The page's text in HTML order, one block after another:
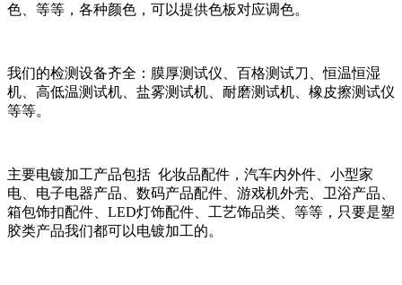
色、等等，各种颜色，可以提供色板对应调色。
我们的检测设备齐全：膜厚测试仪、百格测试刀、恒温恒湿
机、高低温测试机、盐雾测试机、耐磨测试机、橡皮擦测试仪
等等。
主要电镀加工产品包括 化妆品配件，汽车内外件、小型家
电、电子电器产品、数码产品配件、游戏机外壳、卫浴产品、
箱包饰扣配件、LED灯饰配件、工艺饰品类、等等，只要是塑
胶类产品我们都可以电镀加工的。